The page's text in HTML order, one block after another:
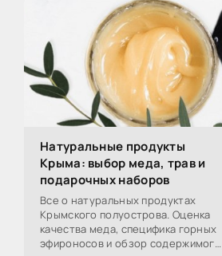
Натуральные продукты
Крыма: выбор меда, трав и
подарочных наборов
Все о натуральных продуктах
Крымского полуострова. Оценка
качества меда, специфика горных
эфироносов и обзор содержимого